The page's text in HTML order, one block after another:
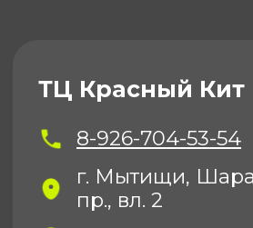
shop@sotekom.com
Юр. адрес: 119415, Г.Москва, ПР-КТ
ВЕРНАДСКОГО, Д. 39, ЭТ 4 ПОМ I КОМ 37, 38
ИНН 7716506908
Служба поддержки